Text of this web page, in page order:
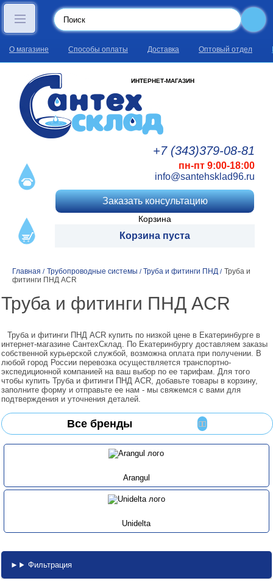
О магазине Способы оплаты Доставка Оптовый отдел
ИНТЕРНЕТ-МАГАЗИН
+7 (343)379-08-81
пн-пт 9:00-18:00
info@santehsklad96.ru
Заказать консультацию
Корзина
Корзина пуста
Главная / Трубопроводные системы / Труба и фитинги ПНД / Труба и
фитинги ПНД ACR
Труба и фитинги ПНД ACR
Труба и фитинги ПНД ACR купить по низкой цене в Екатеринбурге в
интернет-магазине СантехСклад. По Екатеринбургу доставляем заказы
собственной курьерской службой, возможна оплата при получении. В
любой город России перевозка осуществляется транспортно-
экспедиционной компанией на ваш выбор по ее тарифам. Для того
чтобы купить Труба и фитинги ПНД ACR, добавьте товары в корзину,
заполните форму и отправьте ее нам - мы свяжемся с вами для
подтверждения и уточнения деталей.
Все бренды
Arangul
Unidelta
Фильтрация